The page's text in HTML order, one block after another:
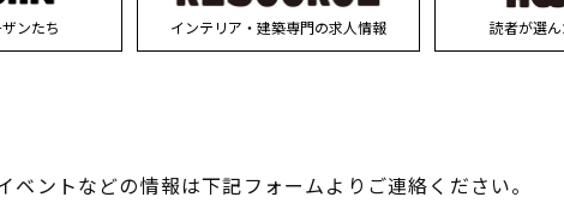
ンたち インテリア・建築専門の求人情報 読者が選
ベントなどの情報は下記フォームよりご連絡ください。